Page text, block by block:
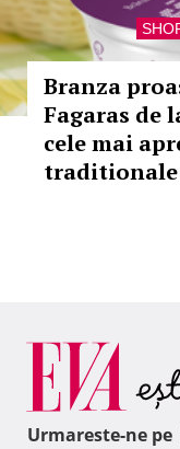
Branza
Fagaras de
cele mai
Urmareste-ne pe